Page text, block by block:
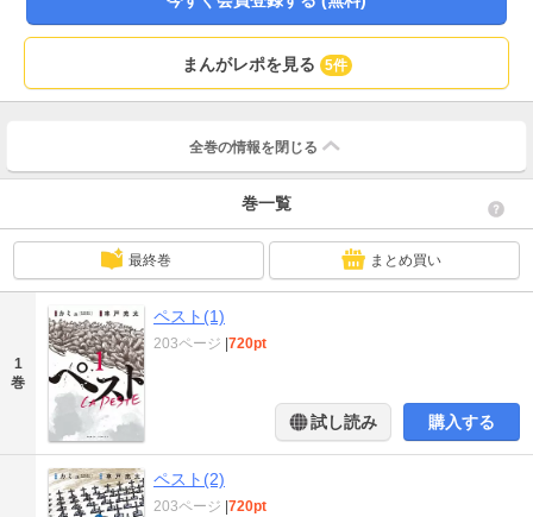
まんがレポを見る 5件
全巻の情報を 閉じる
巻一覧
最終巻 まとめ買い
1
巻
ペスト(1)
203ページ 720pt
試し読み 購入する
ペスト(2)
203ページ 720pt